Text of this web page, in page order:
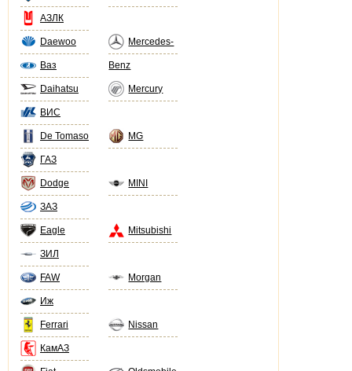
АЗЛК
Daewoo Mercedes-
Benz
Ваз
Daihatsu Mercury
ВИС
De Tomaso MG
ГАЗ
Dodge MINI
ЗАЗ
Eagle Mitsubishi
ЗИЛ
FAW Morgan
Иж
Ferrari Nissan
КамАЗ